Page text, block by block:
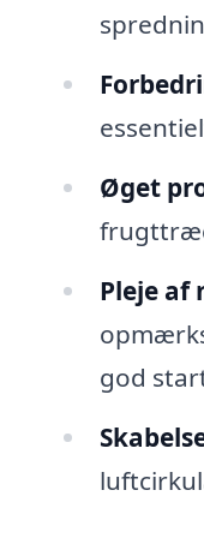
Øget
Pleje af
god